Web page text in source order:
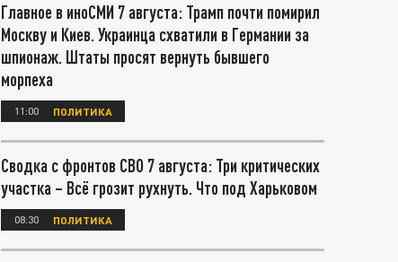
Главное в иноСМИ 7 августа: Трамп почти помирил
Москву и Киев. Украинца схватили в Германии за
шпионаж. Штаты просят вернуть бывшего
морпеха
11:00 ПОЛИТИКА
Сводка с фронтов СВО 7 августа: Три критических
участка – Всё грозит рухнуть. Что под Харьковом
08:30 ПОЛИТИКА